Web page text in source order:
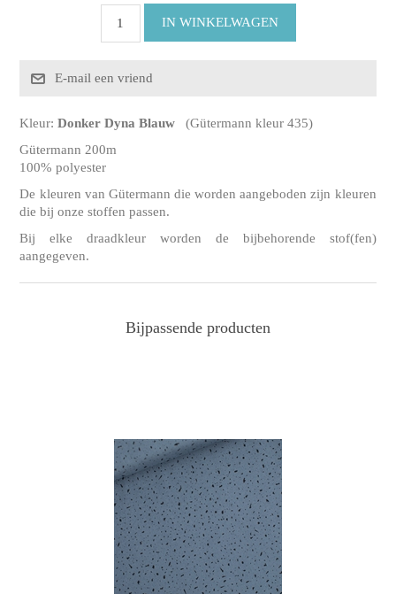
Kleur:Donker Dyna Blauw
(Gütermann kleur 435)
Gütermann 200m
100% polyester
De kleuren van Gütermann die worden aangeboden zijn kleuren
die bij onze stoffen passen.
Bij elke draadkleur worden de bijbehorende stof(fen)
aangegeven.
Bijpassende producten